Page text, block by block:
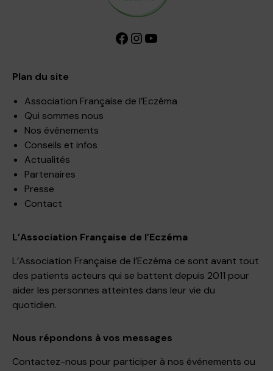
Facebook InstagramYouTube
Plan du site
Association Française de l’Eczéma
Qui sommes nous
Nos événements
Conseils et infos
Actualités
Partenaires
Presse
Contact
L’Association Française de l’Eczéma
L’Association Française de l’Eczéma ce sont avant tout
des patients acteurs qui se battent depuis 2011 pour
aider les personnes atteintes dans leur vie du
quotidien.
Nous répondons à vos messages
Contactez-nous pour participer à nos événements ou